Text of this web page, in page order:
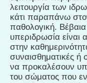
λειτουργία των
κάτι παραπάνω
παθολογική.
υπεριδρωσία
στην
συναισθηματικές ή
να προκαλέσουν
του σώματος που